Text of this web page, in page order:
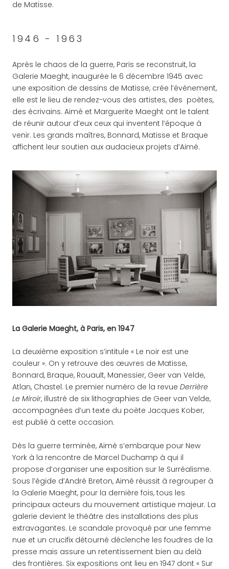
de Matisse.
1946 - 1963
Après le chaos de la guerre, Paris se reconstruit, la
Galerie Maeght, inaugurée le 6 décembre 1945 avec
une exposition de dessins de Matisse, crée l’événement,
elle est le lieu de rendez-vous des artistes, des poètes,
des écrivains. Aimé et Marguerite Maeght ont le talent
de réunir autour d’eux ceux qui inventent l’époque à
venir. Les grands maîtres, Bonnard, Matisse et Braque
affichent leur soutien aux audacieux projets d’Aimé.
La Galerie Maeght, à Paris, en 1947
La deuxième exposition s’intitule « Le noir est une
couleur ». On y retrouve des œuvres de Matisse,
Bonnard, Braque, Rouault, Manessier, Geer van Velde,
Atlan, Chastel. Le premier numéro de la revue Derrière
Le Miroir, illustré de six lithographies de Geer van Velde,
accompagnées d’un texte du poète Jacques Kober,
est publié à cette occasion.
Dès la guerre terminée, Aimé s’embarque pour New
York à la rencontre de Marcel Duchamp à qui il
propose d’organiser une exposition sur le Surréalisme.
Sous l’égide d’André Breton, Aimé réussit à regrouper à
la Galerie Maeght, pour la dernière fois, tous les
principaux acteurs du mouvement artistique majeur. La
galerie devient le théâtre des installations des plus
extravagantes. Le scandale provoqué par une femme
nue et un crucifix détourné déclenche les foudres de la
presse mais assure un retentissement bien au delà
des frontières. Six expositions ont lieu en 1947 dont « Sur